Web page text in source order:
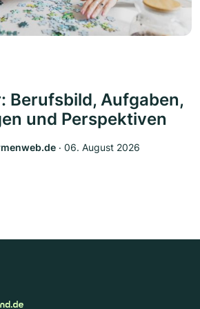
Berufsbild, Aufgaben,
und Perspektiven
‧ 06. August 2026